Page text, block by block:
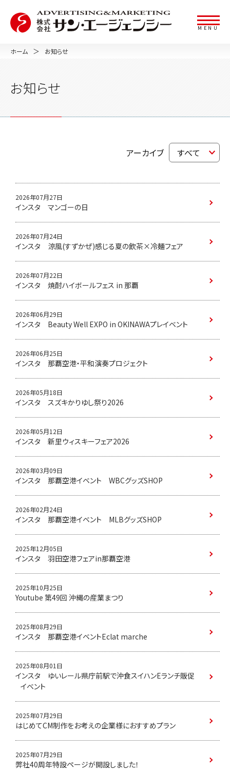
MENU
ホーム お知らせ
お知らせ
アーカイブ
2026年07月27日
インスタ マンゴーの日
2026年07月24日
インスタ 涼風(すずかぜ)感じる夏の飲茶×冷麺フェア
2026年07月22日
インスタ 焼酎ハイボールフェス in 那覇
2026年06月29日
インスタ Beauty Well EXPO in OKINAWAプレイベント
2026年06月25日
インスタ 那覇空港・平和演奏プロジェクト
2026年05月18日
インスタ スズキかりゆし祭り2026
2026年05月12日
インスタ 新里ウィスキーフェア2026
2026年03月09日
インスタ 那覇空港イベント WBCグッズSHOP
2026年02月24日
インスタ 那覇空港イベント MLBグッズSHOP
2025年12月05日
インスタ 羽田空港フェアin那覇空港
2025年10月25日
Youtube 第49回 沖縄の産業まつり
2025年08月29日
インスタ 那覇空港イベントEclat marche
2025年08月01日
インスタ ゆいレール県庁前駅で沖食スイハンEランチ販促
イベント
2025年07月29日
はじめてCM制作をお考えの企業様におすすめプラン
2025年07月29日
弊社40周年特設ページが開設しました！